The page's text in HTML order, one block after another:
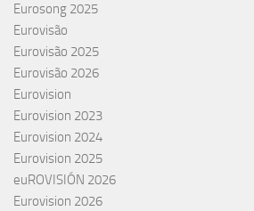
Eurosong 2025
Eurovisão
Eurovisão 2025
Eurovisão 2026
Eurovision
Eurovision 2023
Eurovision 2024
Eurovision 2025
euROVISIÓN 2026
Eurovision 2026